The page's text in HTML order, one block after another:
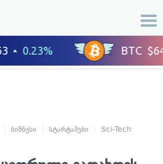
ბიზნესი სტარტაპები Sci-Tech